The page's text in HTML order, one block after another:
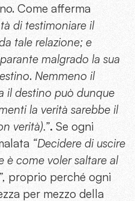
Come afferma
di testimoniare il
tale relazione; e
malgrado la sua
. Nemmeno il
il destino può dunque
la verità sarebbe il
verità).”. Se ogni
“Decidere di uscire
è come voler saltare al
proprio perché ogni
per mezzo della